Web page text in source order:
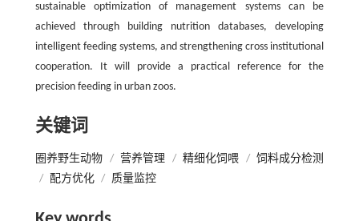
sustainable optimization of management systems can be
achieved through building nutrition databases, developing
intelligent feeding systems, and strengthening cross institutional
cooperation. It will provide a practical reference for the
precision feeding in urban zoos.
关键词
圈养野生动物 / 营养管理 / 精细化饲喂 / 饲料成分检测
/
配方优化 / 质量监控